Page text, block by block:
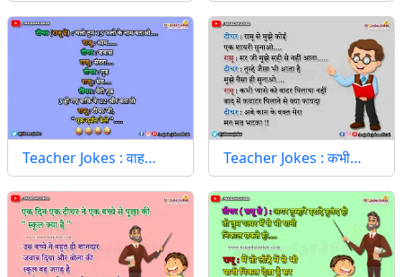
Teacher Jokes : वाह… Teacher Jokes : कभी…